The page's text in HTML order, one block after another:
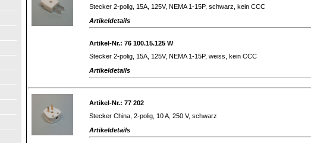
Stecker 2-polig, 15A, 125V, NEMA 1-15P, schwarz, kein CCC
Artikeldetails
Artikel-Nr.: 76 100.15.125 W
Stecker 2-polig, 15A, 125V, NEMA 1-15P, weiss, kein CCC
Artikeldetails
Artikel-Nr.: 77 202
Stecker China, 2-polig, 10 A, 250 V, schwarz
Artikeldetails